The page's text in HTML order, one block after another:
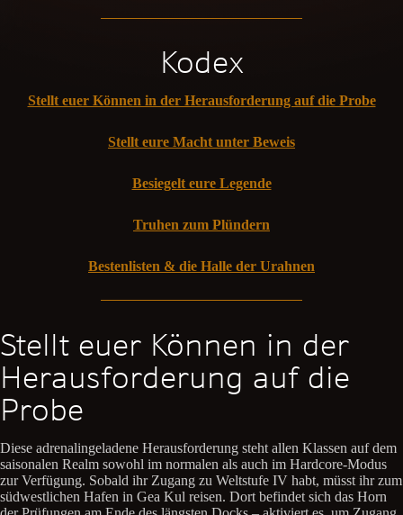
Kodex
Stellt euer Können in der Herausforderung auf die Probe
Stellt eure Macht unter Beweis
Besiegelt eure Legende
Truhen zum Plündern
Bestenlisten & die Halle der Urahnen
Stellt euer Können in der
Herausforderung auf die
Probe
Diese adrenalingeladene Herausforderung steht allen Klassen auf dem
saisonalen Realm sowohl im normalen als auch im Hardcore-Modus
zur Verfügung. Sobald ihr Zugang zu Weltstufe IV habt, müsst ihr zum
südwestlichen Hafen in Gea Kul reisen. Dort befindet sich das Horn